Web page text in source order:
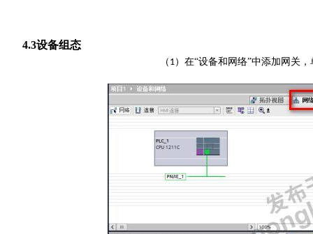
4.3设备组态
（ 1）在“设备和网络”中添加网关